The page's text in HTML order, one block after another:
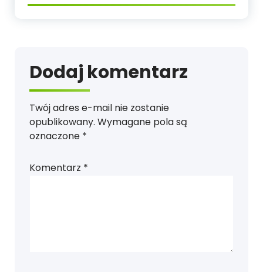
Dodaj komentarz
Twój adres e-mail nie zostanie
opublikowany. Wymagane pola są
oznaczone *
Komentarz *